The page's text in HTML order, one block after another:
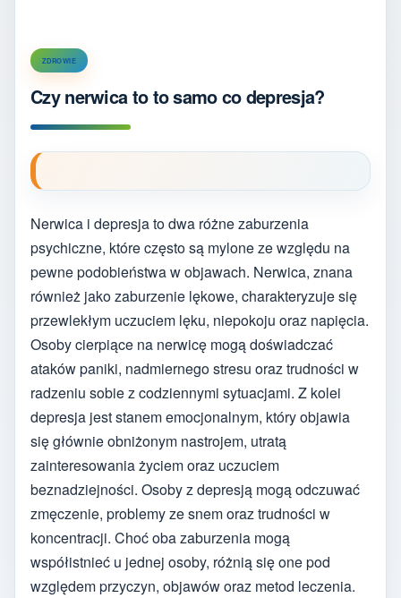
ZDROWIE
Czy nerwica to to samo co depresja?
Nerwica i depresja to dwa różne zaburzenia
psychiczne, które często są mylone ze względu na
pewne podobieństwa w objawach. Nerwica, znana
również jako zaburzenie lękowe, charakteryzuje się
przewlekłym uczuciem lęku, niepokoju oraz napięcia.
Osoby cierpiące na nerwicę mogą doświadczać
ataków paniki, nadmiernego stresu oraz trudności w
radzeniu sobie z codziennymi sytuacjami. Z kolei
depresja jest stanem emocjonalnym, który objawia
się głównie obniżonym nastrojem, utratą
zainteresowania życiem oraz uczuciem
beznadziejności. Osoby z depresją mogą odczuwać
zmęczenie, problemy ze snem oraz trudności w
koncentracji. Choć oba zaburzenia mogą
współistnieć u jednej osoby, różnią się one pod
względem przyczyn, objawów oraz metod leczenia.